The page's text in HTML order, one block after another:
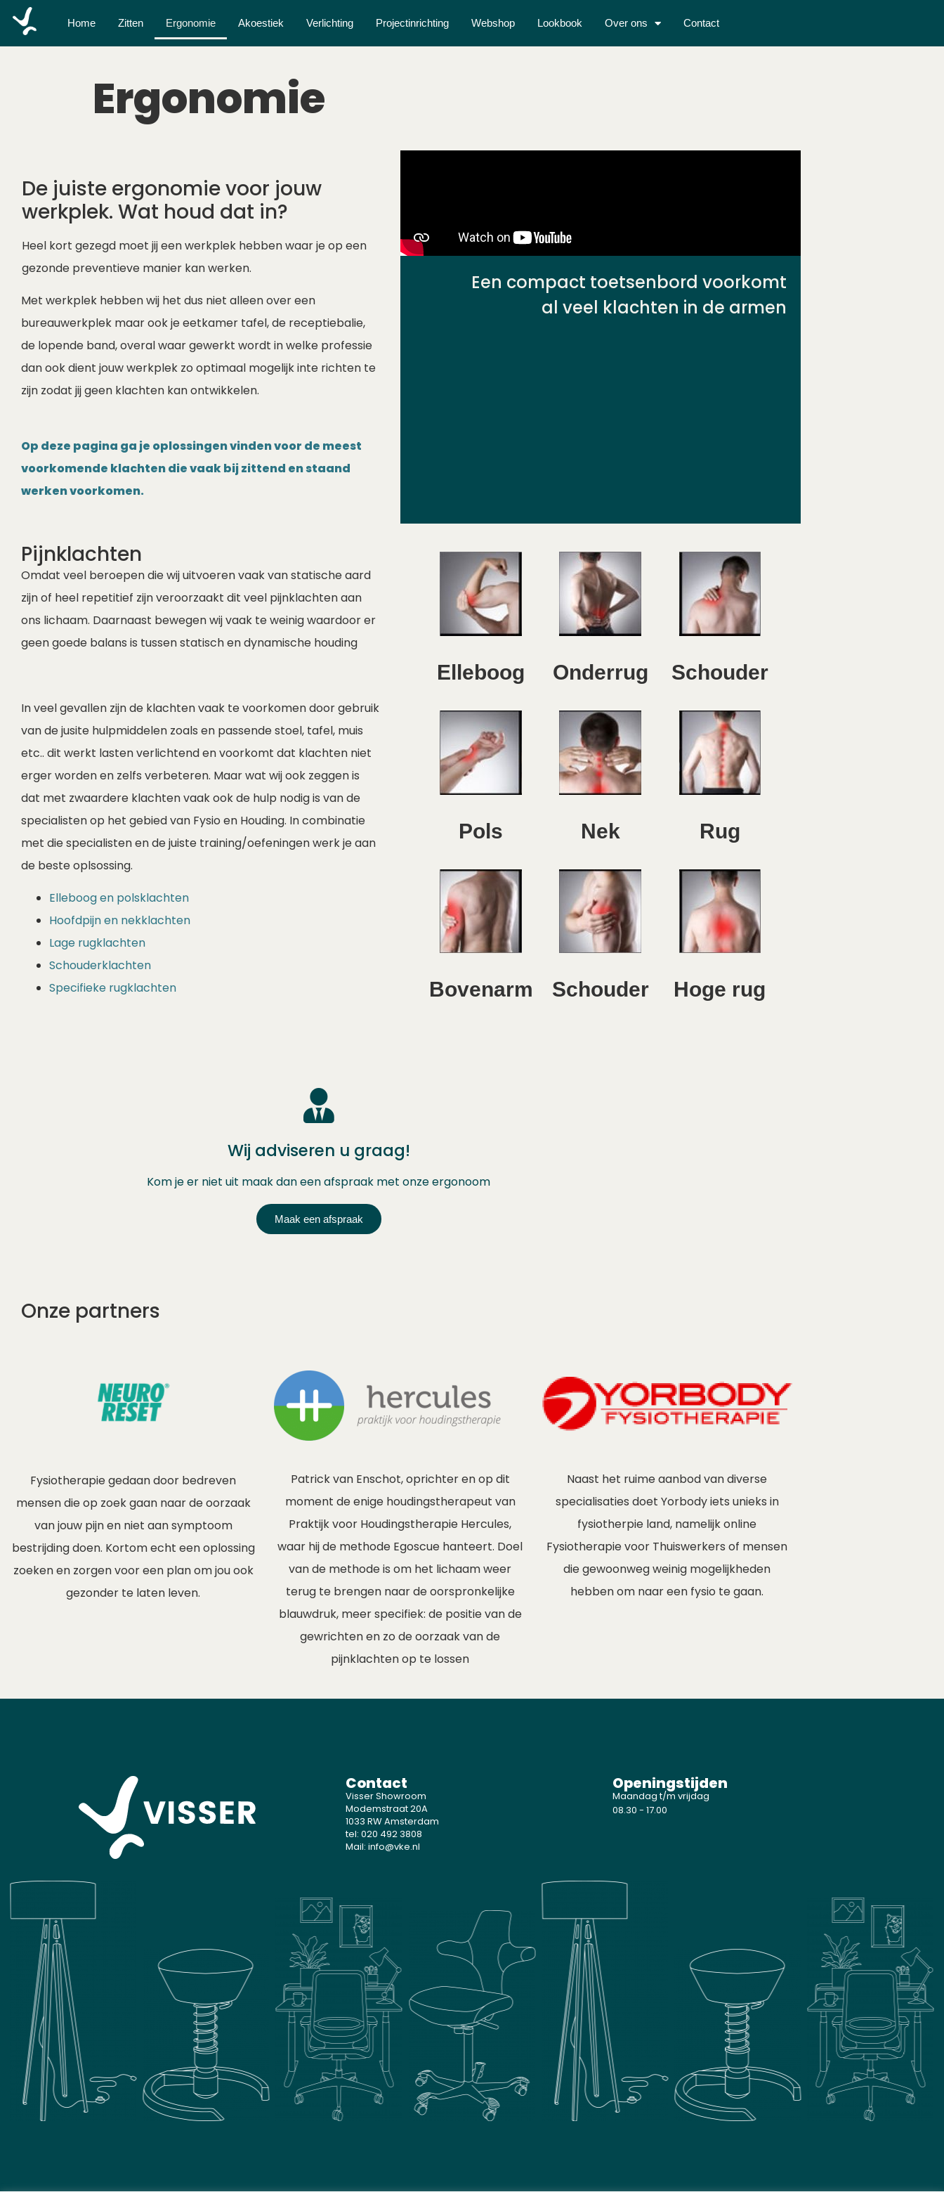
Home Zitten Ergonomie Akoestiek Verlichting Projectinrichting Webshop Lookbook Over ons Contact
Ergonomie
De juiste ergonomie voor jouw
werkplek. Wat houd dat in?
Heel kort gezegd moet jij een werkplek hebben waar je op een
gezonde preventieve manier kan werken.
Met werkplek hebben wij het dus niet alleen over een
bureauwerkplek maar ook je eetkamer tafel, de receptiebalie,
de lopende band, overal waar gewerkt wordt in welke professie
dan ook dient jouw werkplek zo optimaal mogelijk inte richten te
zijn zodat jij geen klachten kan ontwikkelen.
Op deze pagina ga je oplossingen vinden voor de meest
voorkomende klachten die vaak bij zittend en staand
werken voorkomen.
Een compact toetsenbord voorkomt
al veel klachten in de armen
Pijnklachten
Omdat veel beroepen die wij uitvoeren vaak van statische aard
zijn of heel repetitief zijn veroorzaakt dit veel pijnklachten aan
ons lichaam. Daarnaast bewegen wij vaak te weinig waardoor er
geen goede balans is tussen statisch en dynamische houding
In veel gevallen zijn de klachten vaak te voorkomen door gebruik
van de jusite hulpmiddelen zoals en passende stoel, tafel, muis
etc.. dit werkt lasten verlichtend en voorkomt dat klachten niet
erger worden en zelfs verbeteren. Maar wat wij ook zeggen is
dat met zwaardere klachten vaak ook de hulp nodig is van de
specialisten op het gebied van Fysio en Houding. In combinatie
met die specialisten en de juiste training/oefeningen werk je aan
de beste oplsossing.
Elleboog en polsklachten
Hoofdpijn en nekklachten
Lage rugklachten
Schouderklachten
Specifieke rugklachten
Elleboog Onderrug Schouder
Pols Nek Rug
Bovenarm Schouder Hoge rug
Wij adviseren u graag!
Kom je er niet uit maak dan een afspraak met onze ergonoom
Maak een afspraak
Onze partners
Fysiotherapie gedaan door bedreven
mensen die op zoek gaan naar de oorzaak
van jouw pijn en niet aan symptoom
bestrijding doen. Kortom echt een oplossing
zoeken en zorgen voor een plan om jou ook
gezonder te laten leven.
Patrick van Enschot, oprichter en op dit
moment de enige houdingstherapeut van
Praktijk voor Houdingstherapie Hercules,
waar hij de methode Egoscue hanteert. Doel
van de methode is om het lichaam weer
terug te brengen naar de oorspronkelijke
blauwdruk, meer specifiek: de positie van de
gewrichten en zo de oorzaak van de
pijnklachten op te lossen
Naast het ruime aanbod van diverse
specialisaties doet Yorbody iets unieks in
fysiotherpie land, namelijk online
Fysiotherapie voor Thuiswerkers of mensen
die gewoonweg weinig mogelijkheden
hebben om naar een fysio te gaan.
Contact
Visser Showroom
Modemstraat 20A
1033 RW Amsterdam
tel: 020 492 3808
Mail: info@vke.nl
Openingstijden
Maandag t/m vrijdag
08.30 - 17.00